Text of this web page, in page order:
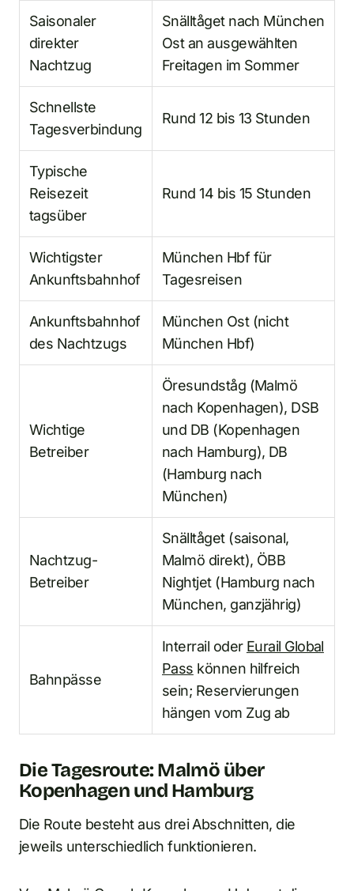
Saisonaler
direkter
Nachtzug
Snälltåget nach München
Ost an ausgewählten
Freitagen im Sommer
Schnellste
Tagesverbindung
Rund 12 bis 13 Stunden
Typische
Reisezeit
tagsüber
Rund 14 bis 15 Stunden
Wichtigster
Ankunftsbahnhof
München Hbf für
Tagesreisen
Ankunftsbahnhof
des Nachtzugs
München Ost (nicht
München Hbf)
Wichtige
Betreiber
Öresundståg (Malmö
nach Kopenhagen), DSB
und DB (Kopenhagen
nach Hamburg), DB
(Hamburg nach
München)
Nachtzug-
Betreiber
Snälltåget (saisonal,
Malmö direkt), ÖBB
Nightjet (Hamburg nach
München, ganzjährig)
Bahnpässe
Interrail oder Eurail Global
Pass können hilfreich
sein; Reservierungen
hängen vom Zug ab
Die Tagesroute: Malmö über
Kopenhagen und Hamburg
Die Route besteht aus drei Abschnitten, die
jeweils unterschiedlich funktionieren.